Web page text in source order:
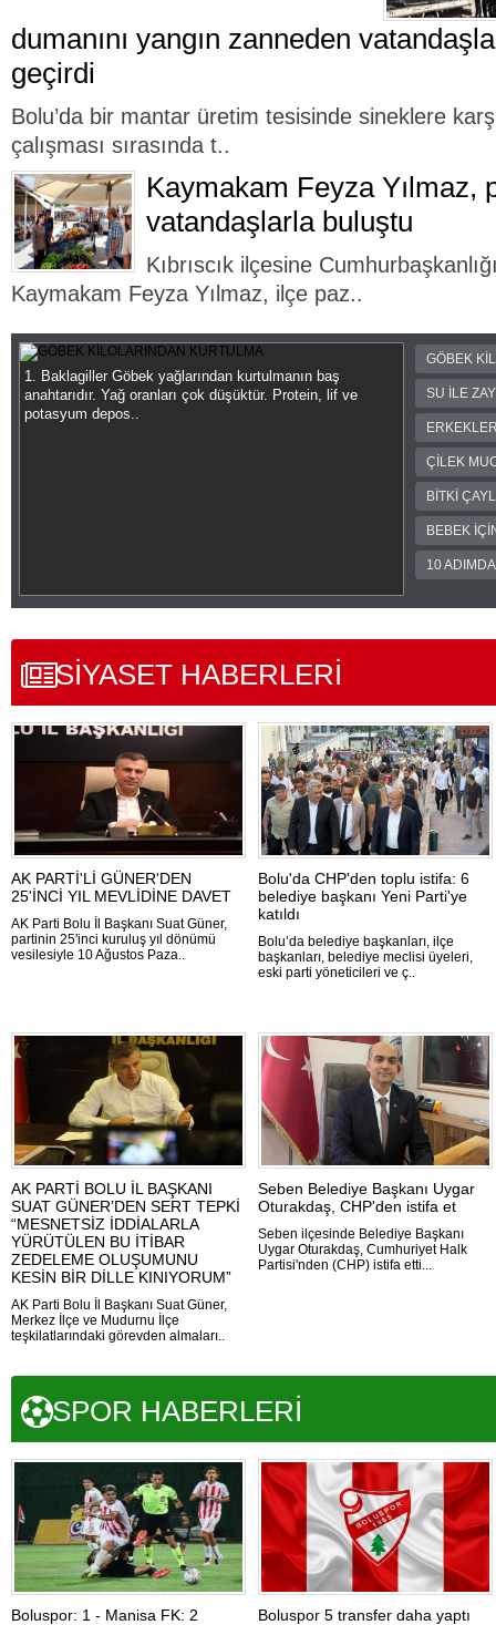
dumanını yangın zanneden
geçirdi
Bolu’da bir mantar üretim tesisinde sineklere
çalışması sırasında t..
Kaymakam Feyza Yılmaz,
vatandaşlarla buluştu
Kıbrıscık ilçesine
Kaymakam Feyza Yılmaz, ilçe paz..
1. Baklagiller Göbek yağlarından kurtulmanın baş
anahtarıdır. Yağ oranları çok düşüktür. Protein, lif ve
potasyum depos..
GÖBEK
SU İLE
ÇİLEK
BİTKİ
BEBEK
10
SİYASET HABERLERİ
AK PARTİ'Lİ GÜNER'DEN
25'İNCİ YIL MEVLİDİNE DAVET
AK Parti Bolu İl Başkanı Suat Güner,
partinin 25'inci kuruluş yıl dönümü
vesilesiyle 10 Ağustos Paza..
Bolu'da CHP'den toplu istifa: 6
belediye başkanı Yeni Parti'ye
katıldı
Bolu’da belediye başkanları, ilçe
başkanları, belediye meclisi üyeleri,
eski parti yöneticileri ve ç..
AK PARTİ BOLU İL BAŞKANI
SUAT GÜNER’DEN SERT TEPKİ
“MESNETSİZ İDDİALARLA
YÜRÜTÜLEN BU İTİBAR
ZEDELEME OLUŞUMUNU
KESİN BİR DİLLE KINIYORUM”
AK Parti Bolu İl Başkanı Suat Güner,
Merkez İlçe ve Mudurnu İlçe
teşkilatlarındaki görevden almaları..
Seben Belediye Başkanı Uygar
Oturakdaş, CHP'den istifa et
Seben ilçesinde Belediye Başkanı
Uygar Oturakdaş, Cumhuriyet Halk
Partisi'nden (CHP) istifa etti...
SPOR HABERLERİ
Boluspor: 1 - Manisa FK: 2 Boluspor 5 transfer daha yaptı